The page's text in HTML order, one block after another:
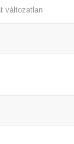
változatlan